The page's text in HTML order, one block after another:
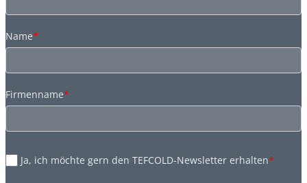
Name*
Firmenname*
Ja, ich möchte gern den TEFCOLD-Newsletter erhalten*